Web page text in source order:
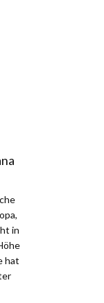
in
hat